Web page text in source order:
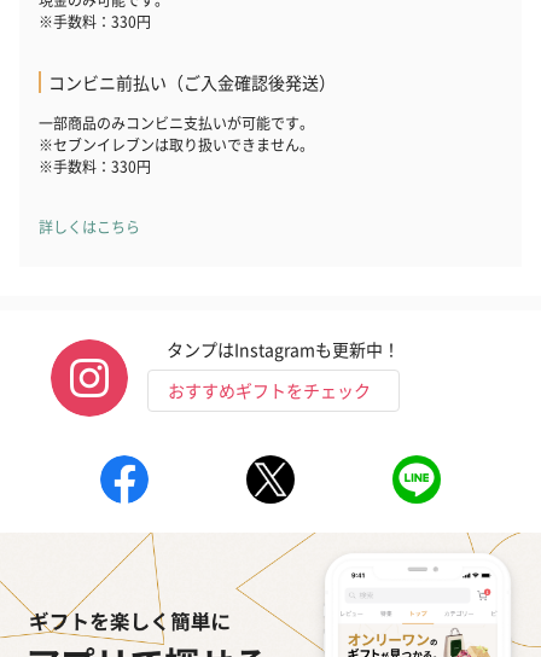
※手数料：330円
コンビニ前払い（ご入金確認後発送）
一部商品のみコンビニ支払いが可能です。
※セブンイレブンは取り扱いできません。
※手数料：330円
詳しくはこちら
タンプはInstagramも更新中！
おすすめギフトをチェック